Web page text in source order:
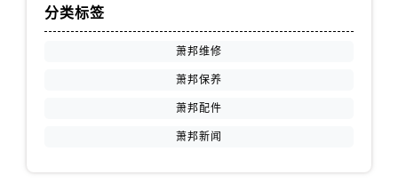
江西省鹰潭市月湖区胜利东路萧邦售后服务中心（需提前预约）
分类标签
萧邦维修
萧邦保养
萧邦配件
萧邦新闻